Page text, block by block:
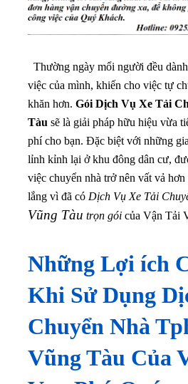
Thường ngày mổi người đều
việc của mình, khiến cho việc tự
khăn hơn. Gói Dịch Vụ Xe Tải
Tàu sẽ là giải pháp hữu hiệu vừa
phí cho bạn. Đặc biệt với những
lỉnh kỉnh lại ở khu đông dân cư,
việc chuyển nhà trở nên vất vả
lắng vì đã có Dịch Vụ Xe Tải
Vũng Tàu trọn gói của Vận Tải
Những Lợi ích
Khi Sử Dụng
Chuyển Nhà
Vũng Tàu Của